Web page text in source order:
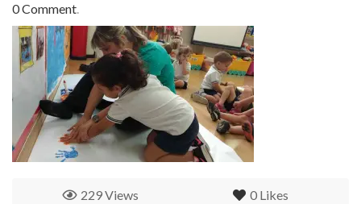
0 Comment.
0 Likes
229 Views